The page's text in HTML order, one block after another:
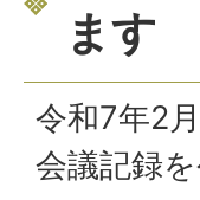
ます
令和7年2
会議記録を